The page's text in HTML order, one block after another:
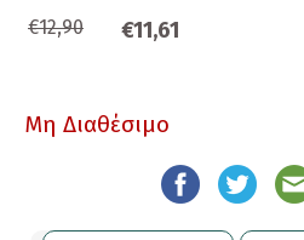
€12,90 €11,61
Μη Διαθέσιμο